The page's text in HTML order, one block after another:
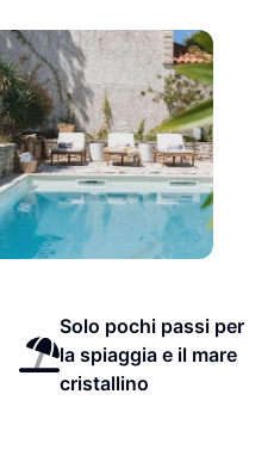
Solo pochi passi per
la spiaggia e il mare
cristallino